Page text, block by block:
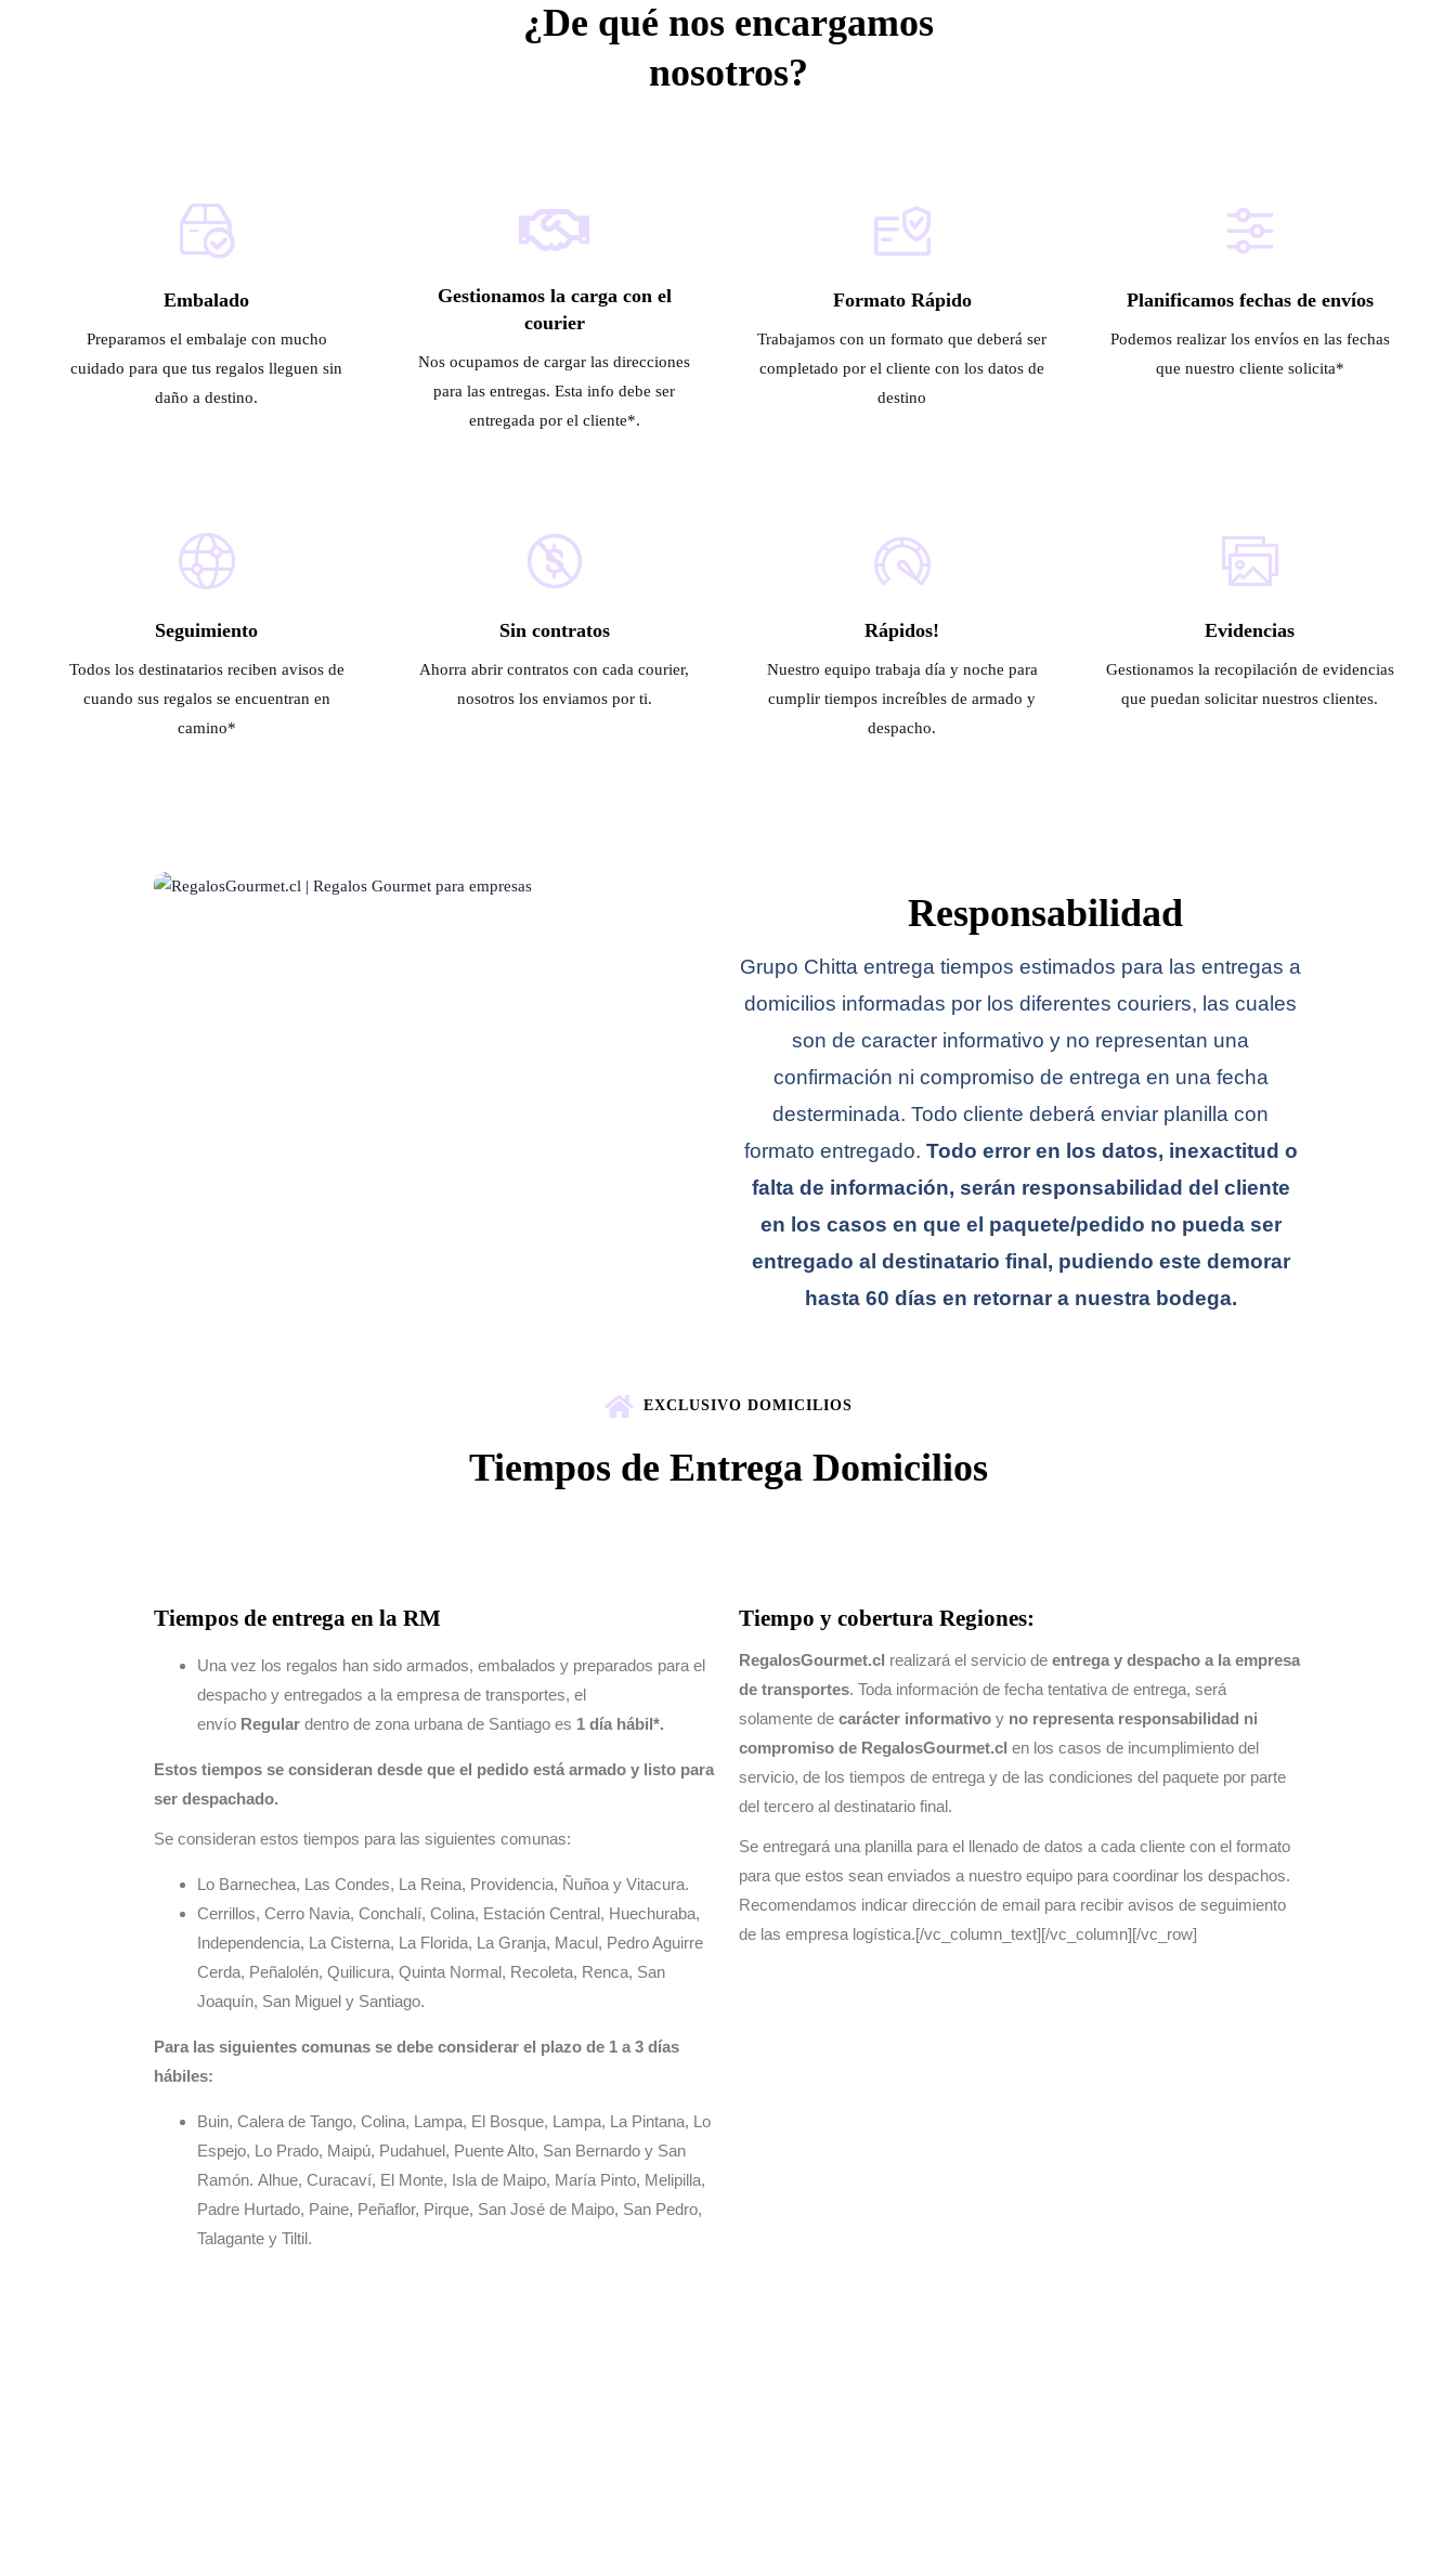
¿De qué nos encargamos
nosotros?
Embalado
Preparamos el embalaje con mucho
cuidado para que tus regalos lleguen sin
daño a destino.
Gestionamos la carga con el
courier
Nos ocupamos de cargar las direcciones
para las entregas. Esta info debe ser
entregada por el cliente*.
Formato Rápido
Trabajamos con un formato que deberá ser
completado por el cliente con los datos de
destino
Planificamos fechas de envíos
Podemos realizar los envíos en las fechas
que nuestro cliente solicita*
Seguimiento
Todos los destinatarios reciben avisos de
cuando sus regalos se encuentran en
camino*
Sin contratos
Ahorra abrir contratos con cada courier,
nosotros los enviamos por ti.
Rápidos!
Nuestro equipo trabaja día y noche para
cumplir tiempos increíbles de armado y
despacho.
Evidencias
Gestionamos la recopilación de evidencias
que puedan solicitar nuestros clientes.
Responsabilidad
Grupo Chitta entrega tiempos estimados para las entregas a
domicilios informadas por los diferentes couriers, las cuales
son de caracter informativo y no representan una
confirmación ni compromiso de entrega en una fecha
desterminada. Todo cliente deberá enviar planilla con
formato entregado. Todo error en los datos, inexactitud o
falta de información, serán responsabilidad del cliente
en los casos en que el paquete/pedido no pueda ser
entregado al destinatario final, pudiendo este demorar
hasta 60 días en retornar a nuestra bodega.
EXCLUSIVO DOMICILIOS
Tiempos de Entrega Domicilios
Tiempos de entrega en la RM
Una vez los regalos han sido armados, embalados y preparados para el
despacho y entregados a la empresa de transportes, el
envío Regular dentro de zona urbana de Santiago es 1 día hábil*.
Estos tiempos se consideran desde que el pedido está armado y listo para
ser despachado.
Se consideran estos tiempos para las siguientes comunas:
Lo Barnechea, Las Condes, La Reina, Providencia, Ñuñoa y Vitacura.
Cerrillos, Cerro Navia, Conchalí, Colina, Estación Central, Huechuraba,
Independencia, La Cisterna, La Florida, La Granja, Macul, Pedro Aguirre
Cerda, Peñalolén, Quilicura, Quinta Normal, Recoleta, Renca, San
Joaquín, San Miguel y Santiago.
Para las siguientes comunas se debe considerar el plazo de 1 a 3 días
hábiles:
Buin, Calera de Tango, Colina, Lampa, El Bosque, Lampa, La Pintana, Lo
Espejo, Lo Prado, Maipú, Pudahuel, Puente Alto, San Bernardo y San
Ramón. Alhue, Curacaví, El Monte, Isla de Maipo, María Pinto, Melipilla,
Padre Hurtado, Paine, Peñaflor, Pirque, San José de Maipo, San Pedro,
Talagante y Tiltil.
Tiempo y cobertura Regiones:
RegalosGourmet.cl realizará el servicio de entrega y despacho a la empresa
de transportes. Toda información de fecha tentativa de entrega, será
solamente de carácter informativo y no representa responsabilidad ni
compromiso de RegalosGourmet.cl en los casos de incumplimiento del
servicio, de los tiempos de entrega y de las condiciones del paquete por parte
del tercero al destinatario final.
Se entregará una planilla para el llenado de datos a cada cliente con el formato
para que estos sean enviados a nuestro equipo para coordinar los despachos.
Recomendamos indicar dirección de email para recibir avisos de seguimiento
de las empresa logística.[/vc_column_text][/vc_column][/vc_row]